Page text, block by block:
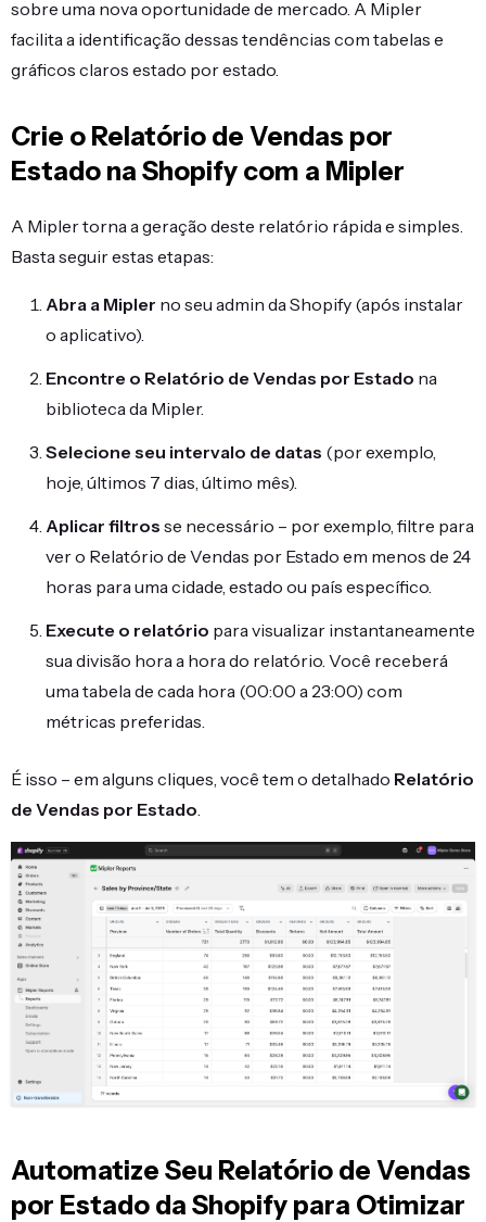
sobre uma nova oportunidade de mercado. A Mipler
facilita a identificação dessas tendências com tabelas e
gráficos claros estado por estado.
Crie o Relatório de Vendas por
Estado na Shopify com a Mipler
A Mipler torna a geração deste relatório rápida e simples.
Basta seguir estas etapas:
Abra a Mipler no seu admin da Shopify (após instalar
o aplicativo).
Encontre o Relatório de Vendas por Estado na
biblioteca da Mipler.
Selecione seu intervalo de datas (por exemplo,
hoje, últimos 7 dias, último mês).
Aplicar filtros se necessário – por exemplo, filtre para
ver o Relatório de Vendas por Estado em menos de 24
horas para uma cidade, estado ou país específico.
Execute o relatório para visualizar instantaneamente
sua divisão hora a hora do relatório. Você receberá
uma tabela de cada hora (00:00 a 23:00) com
métricas preferidas.
É isso – em alguns cliques, você tem o detalhado Relatório
de Vendas por Estado.
Automatize Seu Relatório de Vendas
por Estado da Shopify para Otimizar